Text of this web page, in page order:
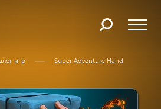
игр Super Adventure Hand